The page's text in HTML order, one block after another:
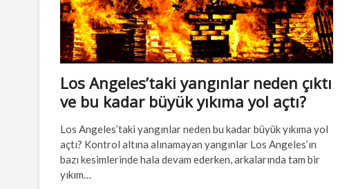
Los Angeles’taki yangınlar neden çıktı
ve bu kadar büyük yıkıma yol açtı?
Los Angeles’taki yangınlar neden bu kadar büyük yıkıma yol
açtı? Kontrol altına alınamayan yangınlar Los Angeles’ın
bazı kesimlerinde hala devam ederken, arkalarında tam bir
yıkım…